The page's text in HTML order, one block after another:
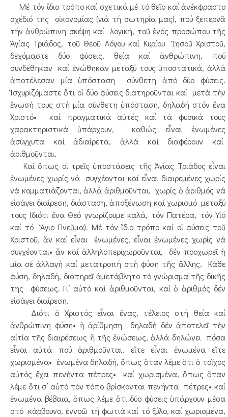
Μέ τόν ἴδιο τρόπο καί σχετικά μέ τό θεῖο καί ἀνέκφραστο
σχέδιό της οἰκονομίας (γιά τή σωτηρία μας), πού ξεπερνᾶ
τήν ἀνθρώπινη σκέψη καί λογική, τοῦ ἑνός προσώπου τῆς
Ἁγίας Τριάδος, τοῦ Θεοῦ Λόγου καί Κυρίου Ἰησοῦ Χριστοῦ,
δεχόμαστε δύο φύσεις, θεία καί ἀνθρώπινη, πού
συνδέθηκαν καί ἑνώθηκαν μεταξύ τους ὑποστατικά, ἀλλά
ἀποτέλεσαν μία ὑπόσταση σύνθετη ἀπό δύο φύσεις.
Ἰσχυριζόμαστε ὅτι οἱ δύο φύσεις διατηροῦνται καί μετά τήν
ἕνωσή τους στή μία σύνθετη ὑπόσταση, δηλαδή στόν ἕνα
Χριστό• καί πραγματικά αὐτές καί τά φυσικά τους
χαρακτηριστικά ὑπάρχουν, καθώς εἶναι ἑνωμένες
ἀσύγχυτα καί ἀδιαίρετα, ἀλλά καί διαφέρουν καί
ἀριθμοῦνται.
Καί ὅπως οἱ τρεῖς ὑποστάσεις τῆς Ἁγίας Τριάδος εἶναι
ἑνωμένες χωρίς νά συγχέονται καί εἶναι διαιρεμένες χωρίς
νά κομματιάζονται, ἀλλά ἀριθμοῦνται, χωρίς ὁ ἀριθμός νά
εἰσάγει διαίρεση, διάσταση, ἀποξένωση καί χωρισμό μεταξύ
τους (διότι ἕνα Θεό γνωρίζουμε καλά, τόν Πατέρα, τόν Υἱό
καί τό Ἅγιο Πνεῦμα). Μέ τόν ἴδιο τρόπο καί οἱ φύσεις τοῦ
Χριστοῦ, ἄν καί εἶναι ἑνωμένες, εἶναι ἑνωμένες χωρίς νά
συγχέονται• ἄν καί ἀλληλοπεριχωροῦνται, δέν προχωρεῖ ἡ
μία σέ ἀλλαγή καί μετατροπή στή φύση τῆς ἄλλης. Κάθε
φύση, δηλαδή, διατηρεῖ ἀμετάβλητο τό γνώρισμα τῆς δικῆς
της φύσεως. Γι’ αὐτό καί ἀριθμοῦνται, καί ὁ ἀριθμός δέν
εἰσάγει διαίρεση.
Διότι ὁ Χριστός εἶναι ἕνας, τέλειος στή θεία καί
ἀνθρώπινη φύση• ἡ ἀρίθμηση δηλαδή δέν ἀποτελεῖ τήν
αἰτία τῆς διαιρέσεως ἤ τῆς ἑνώσεως, ἀλλά δηλώνει πόσα
εἶναι αὐτά πού ἀριθμοῦνται, εἴτε εἶναι ἑνωμένα εἴτε
χωρισμένα• ἑνωμένα δηλαδή, ὅπως ὅταν λέμε ὅτι ὁ τοῖχος
αὐτός ἔχει πενήντα πέτρες• καί χωρισμένα, ὅπως ὅταν
λέμε ὅτι σ’ αὐτό τόν τόπο βρίσκονται πενήντα πέτρες• καί
ἑνωμένα βέβαια, ὅπως λέμε ὅτι δύο φύσεις ὑπάρχουν μέσα
στό κάρβουνο, ἐννοῶ τή φωτιά καί τό ξύλο, καί χωρισμένα,